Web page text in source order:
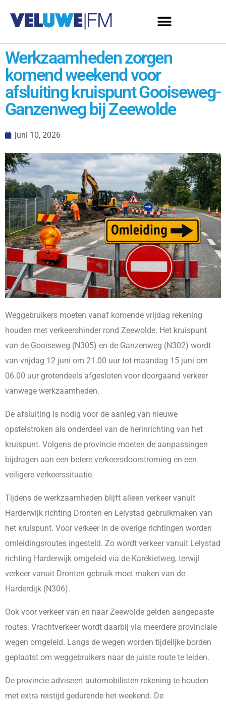
Werkzaamheden zorgen
komend weekend voor
afsluiting kruispunt Gooiseweg-
Ganzenweg bij Zeewolde
juni 10, 2026
Weggebruikers moeten vanaf komende vrijdag rekening
houden met verkeershinder rond Zeewolde. Het kruispunt
van de Gooiseweg (N305) en de Ganzenweg (N302) wordt
van vrijdag 12 juni om 21.00 uur tot maandag 15 juni om
06.00 uur grotendeels afgesloten voor doorgaand verkeer
vanwege werkzaamheden.
De afsluiting is nodig voor de aanleg van nieuwe
opstelstroken als onderdeel van de herinrichting van het
kruispunt. Volgens de provincie moeten de aanpassingen
bijdragen aan een betere verkeersdoorstroming en een
veiligere verkeerssituatie.
Tijdens de werkzaamheden blijft alleen verkeer vanuit
Harderwijk richting Dronten en Lelystad gebruikmaken van
het kruispunt. Voor verkeer in de overige richtingen worden
omleidingsroutes ingesteld. Zo wordt verkeer vanuit Lelystad
richting Harderwijk omgeleid via de Karekietweg, terwijl
verkeer vanuit Dronten gebruik moet maken van de
Harderdijk (N306).
Ook voor verkeer van en naar Zeewolde gelden aangepaste
routes. Vrachtverkeer wordt daarbij via meerdere provinciale
wegen omgeleid. Langs de wegen worden tijdelijke borden
geplaatst om weggebruikers naar de juiste route te leiden.
De provincie adviseert automobilisten rekening te houden
met extra reistijd gedurende het weekend. De